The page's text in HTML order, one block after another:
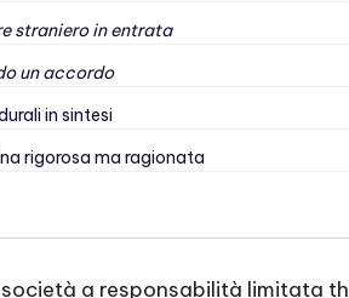
straniero in entrata
un accordo
in sintesi
rigorosa ma ragionata
a responsabilità limitata